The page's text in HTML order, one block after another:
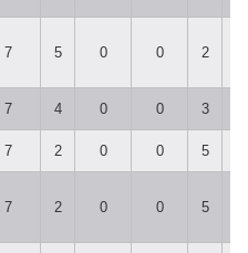
7 5 0 0 2
7 4 0 0 3
7 2 0 0 5
7 2 0 0 5